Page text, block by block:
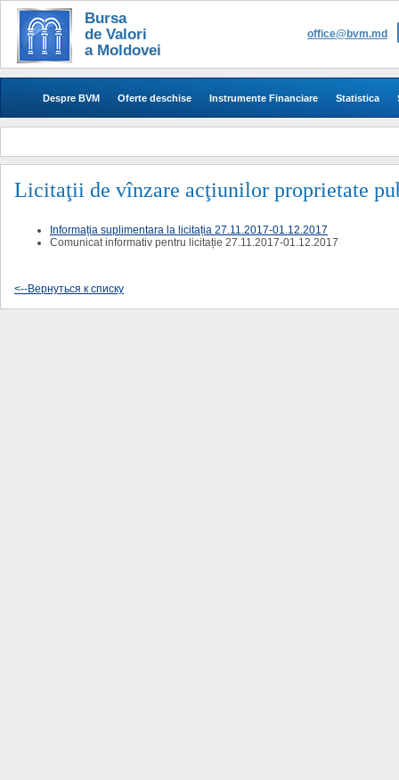
Bursa
de Valori
a Moldovei
office@bvm.md
Despre BVM Oferte deschise Instrumente Financiare Statistica
Licitaţii de vînzare acţiunilor proprietate
Informația suplimentara la licitația 27.11.2017-01.12.2017
Comunicat informativ pentru licitație 27.11.2017-01.12.2017
<--Вернуться к списку